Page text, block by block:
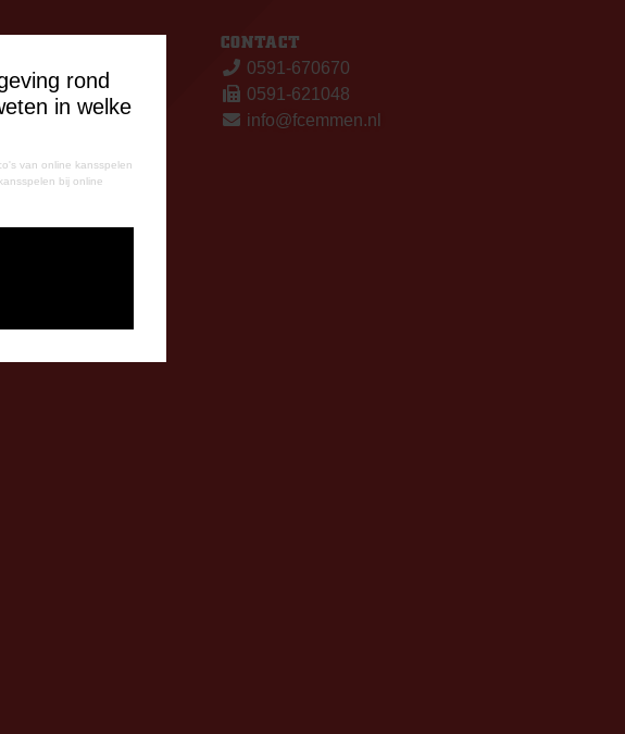
rond
in welke
van online kansspelen
bij online
CONTACT
0591-670670
0591-621048
info@fcemmen.nl